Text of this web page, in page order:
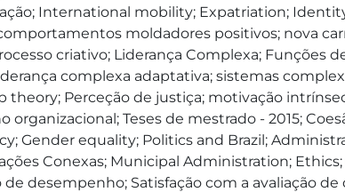
International mobility; Expatriation;
moldadores positivos; nova
criativo; Liderança Complexa; Funções
complexa adaptativa; sistemas
theory; Perceção de justiça; motivação
organizacional; Teses de mestrado - 2015;
Gender equality; Politics and Brazil;
Conexas; Municipal Administration;
de desempenho; Satisfação com a avaliação